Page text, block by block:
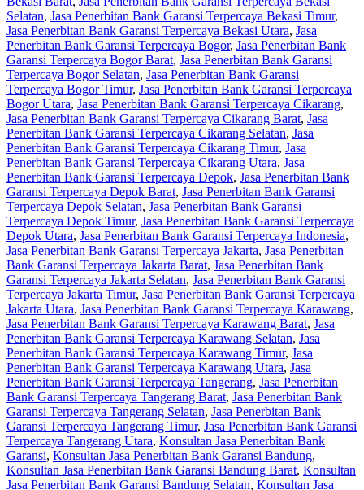
Selatan, Jasa Penerbitan Bank Garansi Terpercaya Bekasi Timur,
Jasa Penerbitan Bank Garansi Terpercaya Bekasi Utara, Jasa
Penerbitan Bank Garansi Terpercaya Bogor, Jasa Penerbitan Bank
Garansi Terpercaya Bogor Barat, Jasa Penerbitan Bank Garansi
Terpercaya Bogor Selatan, Jasa Penerbitan Bank Garansi
Terpercaya Bogor Timur, Jasa Penerbitan Bank Garansi Terpercaya
Bogor Utara, Jasa Penerbitan Bank Garansi Terpercaya Cikarang,
Jasa Penerbitan Bank Garansi Terpercaya Cikarang Barat, Jasa
Penerbitan Bank Garansi Terpercaya Cikarang Selatan, Jasa
Penerbitan Bank Garansi Terpercaya Cikarang Timur, Jasa
Penerbitan Bank Garansi Terpercaya Cikarang Utara, Jasa
Penerbitan Bank Garansi Terpercaya Depok, Jasa Penerbitan Bank
Garansi Terpercaya Depok Barat, Jasa Penerbitan Bank Garansi
Terpercaya Depok Selatan, Jasa Penerbitan Bank Garansi
Terpercaya Depok Timur, Jasa Penerbitan Bank Garansi Terpercaya
Depok Utara, Jasa Penerbitan Bank Garansi Terpercaya Indonesia,
Jasa Penerbitan Bank Garansi Terpercaya Jakarta, Jasa Penerbitan
Bank Garansi Terpercaya Jakarta Barat, Jasa Penerbitan Bank
Garansi Terpercaya Jakarta Selatan, Jasa Penerbitan Bank Garansi
Terpercaya Jakarta Timur, Jasa Penerbitan Bank Garansi Terpercaya
Jakarta Utara, Jasa Penerbitan Bank Garansi Terpercaya Karawang,
Jasa Penerbitan Bank Garansi Terpercaya Karawang Barat, Jasa
Penerbitan Bank Garansi Terpercaya Karawang Selatan, Jasa
Penerbitan Bank Garansi Terpercaya Karawang Timur, Jasa
Penerbitan Bank Garansi Terpercaya Karawang Utara, Jasa
Penerbitan Bank Garansi Terpercaya Tangerang, Jasa Penerbitan
Bank Garansi Terpercaya Tangerang Barat, Jasa Penerbitan Bank
Garansi Terpercaya Tangerang Selatan, Jasa Penerbitan Bank
Garansi Terpercaya Tangerang Timur, Jasa Penerbitan Bank Garansi
Terpercaya Tangerang Utara, Konsultan Jasa Penerbitan Bank
Garansi, Konsultan Jasa Penerbitan Bank Garansi Bandung,
Konsultan Jasa Penerbitan Bank Garansi Bandung Barat, Konsultan
Jasa Penerbitan Bank Garansi Bandung Selatan, Konsultan Jasa